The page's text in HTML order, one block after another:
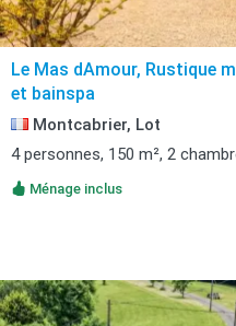
Le Mas dAmour, Rustique
et bainspa
Montcabrier, Lot
4 personnes, 150 m², 2
Ménage inclus